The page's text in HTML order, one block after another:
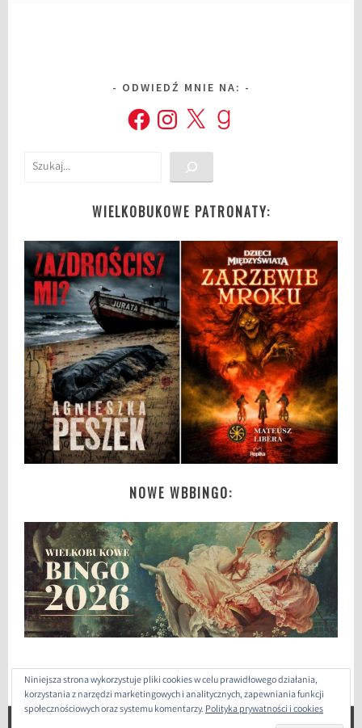
ODWIEDŹ MNIE NA:
FacebookInstagram
X Goodreads
Szukaj
WIELKOBUKOWE PATRONATY:
NOWE WBBINGO:
Niniejsza strona wykorzystuje pliki cookies w celu prawidłowego działania,
korzystania z narzędzi marketingowych i analitycznych, zapewniania funkcji
społecznościowych oraz systemu komentarzy.Polityka prywatności i cookies